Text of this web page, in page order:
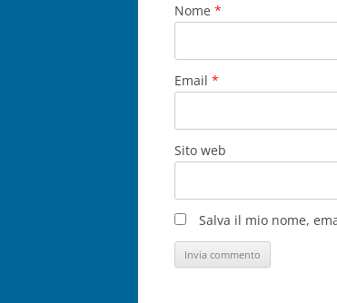
Nome *
Email *
Sito web
Salva il mio nome,